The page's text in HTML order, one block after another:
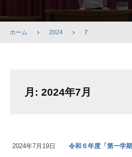
ホーム 2024 7
月: 2024年7月
2024年7月19日 令和６年度「第一学期